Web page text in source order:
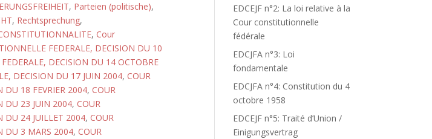
, Parteien (politische),
, Rechtsprechung,
, Cour
FEDERALE, DECISION DU 10
DECISION DU 14 OCTOBRE
DECISION DU 17 JUIN 2004, COUR
DU 18 FEVRIER 2004, COUR
DU 23 JUIN 2004, COUR
DU 24 JUILLET 2004, COUR
DU 3 MARS 2004, COUR
EDCEJF n°2: La loi relative à la
Cour constitutionnelle
fédérale
EDCJFA n°3: Loi
fondamentale
EDCJFA n°4: Constitution du 4
octobre 1958
EDCEJF n°5: Traité d’Union /
Einigungsvertrag